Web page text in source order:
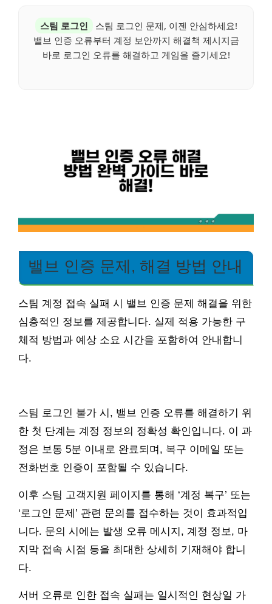
스팀 로그인
스팀 로그인 문제, 이젠 안심하세요!
밸브 인증 오류부터 계정 보안까지 해결책 제시지금
바로 로그인 오류를 해결하고 게임을 즐기세요!
밸브 인증 문제, 해결 방법 안내
스팀 계정 접속 실패 시 밸브 인증 문제 해결을 위한
심층적인 정보를 제공합니다. 실제 적용 가능한 구
체적 방법과 예상 소요 시간을 포함하여 안내합니
다.
스팀 로그인 불가 시, 밸브 인증 오류를 해결하기 위
한 첫 단계는 계정 정보의 정확성 확인입니다. 이 과
정은 보통 5분 이내로 완료되며, 복구 이메일 또는
전화번호 인증이 포함될 수 있습니다.
이후 스팀 고객지원 페이지를 통해 ‘계정 복구’ 또는
‘로그인 문제’ 관련 문의를 접수하는 것이 효과적입
니다. 문의 시에는 발생 오류 메시지, 계정 정보, 마
지막 접속 시점 등을 최대한 상세히 기재해야 합니
다.
서버 오류로 인한 접속 실패는 일시적인 현상일 가